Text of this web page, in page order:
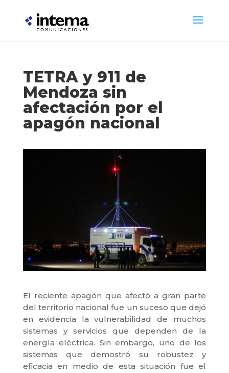
TETRA y 911 de
Mendoza sin
afectación por el
apagón nacional
El reciente apagón que afectó a gran parte
del territorio nacional fue un suceso que dejó
en evidencia la vulnerabilidad de muchos
sistemas y servicios que dependen de la
energía eléctrica. Sin embargo, uno de los
sistemas que demostró su robustez y
eficacia en medio de esta situación fue el